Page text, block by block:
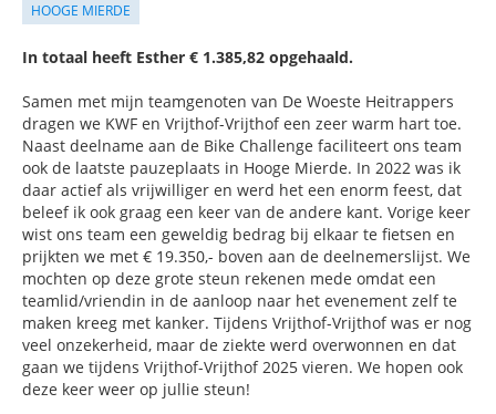
HOOGE MIERDE
In totaal heeft Esther € 1.385,82 opgehaald.
Samen met mijn teamgenoten van De Woeste Heitrappers
dragen we KWF en Vrijthof-Vrijthof een zeer warm hart toe.
Naast deelname aan de Bike Challenge faciliteert ons team
ook de laatste pauzeplaats in Hooge Mierde. In 2022 was ik
daar actief als vrijwilliger en werd het een enorm feest, dat
beleef ik ook graag een keer van de andere kant. Vorige keer
wist ons team een geweldig bedrag bij elkaar te fietsen en
prijkten we met € 19.350,- boven aan de deelnemerslijst. We
mochten op deze grote steun rekenen mede omdat een
teamlid/vriendin in de aanloop naar het evenement zelf te
maken kreeg met kanker. Tijdens Vrijthof-Vrijthof was er nog
veel onzekerheid, maar de ziekte werd overwonnen en dat
gaan we tijdens Vrijthof-Vrijthof 2025 vieren. We hopen ook
deze keer weer op jullie steun!